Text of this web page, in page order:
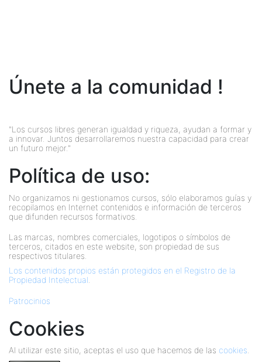
Únete a la comunidad !
"Los cursos libres generan igualdad y riqueza, ayudan a formar y
a innovar. Juntos desarrollaremos nuestra capacidad para crear
un futuro mejor."
Política de uso:
No organizamos ni gestionamos cursos, sólo elaboramos guías y
recopilamos en Internet contenidos e información de terceros
que difunden recursos formativos.
Las marcas, nombres comerciales, logotipos o símbolos de
terceros, citados en este website, son propiedad de sus
respectivos titulares.
Los contenidos propios están protegidos en el Registro de la
Propiedad Intelectual
Patrocinios
Cookies
Al utilizar este sitio, aceptas el uso que hacemos de las cookies